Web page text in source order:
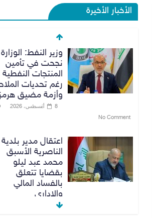
الأخبار الأخيرة
وزير النفط: الوزارة
نجحت في تأمين
المنتجات النفطية
رغم تحديات
وأزمة مضيق هرمز
8 أغسطس، 2026
No Comment
اعتقال مدير بلدية
الناصرية الأسبق
محمد عبد ليلو
بقضايا تتعلق
بالفساد المالي
والاداري
No Comment